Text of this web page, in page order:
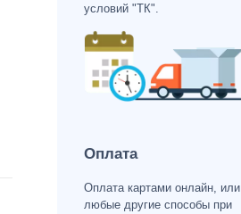
условий "ТК".
Оплата
Оплата картами онлайн, или
любые другие способы при